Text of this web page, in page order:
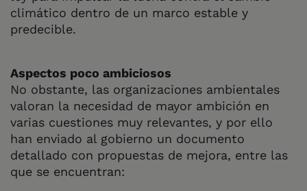
climático dentro de un marco estable y
predecible.
Aspectos poco ambiciosos
No obstante, las organizaciones ambientales
valoran la necesidad de mayor ambición en
varias cuestiones muy relevantes, y por ello
han enviado al gobierno un documento
detallado con propuestas de mejora, entre las
que se encuentran: